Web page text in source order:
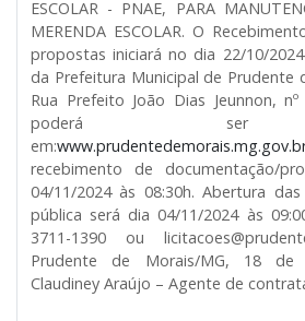
ESCOLAR - PNAE, PARA
MERENDA ESCOLAR. O
propostas iniciará no dia 22/10/
da Prefeitura Municipal de Prudente
Rua Prefeito João Dias Jeunnon,
poderá ser
em:
recebimento de documentação/
04/11/2024 às 08:30h. Abertura
pública será dia 04/11/2024 às
3711-1390 ou
Prudente de Morais/MG, 18
Claudiney Araújo – Agente de